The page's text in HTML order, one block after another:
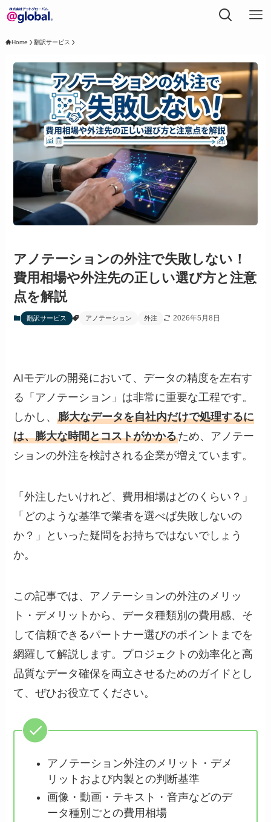
Home 翻訳サービス
アノテーションの外注で失敗しない！
費用相場や外注先の正しい選び方と注意
点を解説
翻訳サービス アノテーション 外注 2026年5月8日
AIモデルの開発において、データの精度を左右す
る「アノテーション」は非常に重要な工程です。
しかし、膨大なデータを自社内だけで処理するに
は、膨大な時間とコストがかかるため、アノテー
ションの外注を検討される企業が増えています。
「外注したいけれど、費用相場はどのくらい？」
「どのような基準で業者を選べば失敗しないの
か？」といった疑問をお持ちではないでしょう
か。
この記事では、アノテーションの外注のメリッ
ト・デメリットから、データ種類別の費用感、そ
して信頼できるパートナー選びのポイントまでを
網羅して解説します。プロジェクトの効率化と高
品質なデータ確保を両立させるためのガイドとし
て、ぜひお役立てください。
アノテーション外注のメリット・デメ
リットおよび内製との判断基準
画像・動画・テキスト・音声などのデ
ータ種別ごとの費用相場